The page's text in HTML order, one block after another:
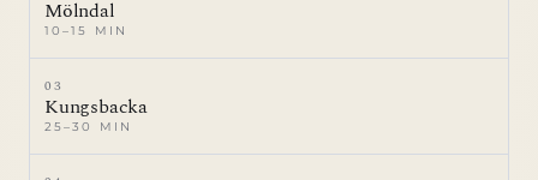
Mölndal
10–15 MIN
03
Kungsbacka
25–30 MIN